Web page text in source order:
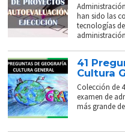
han sido las
tecnologías
41
Cultura
Colección de
examen de
más grande